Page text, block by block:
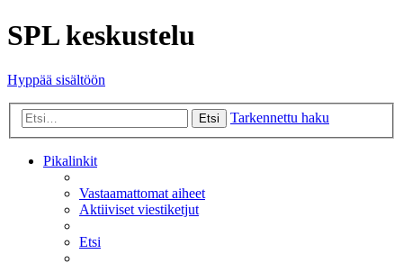
SPL keskustelu
Hyppää sisältöön
Etsi Tarkennettu haku
Pikalinkit
Vastaamattomat aiheet
Aktiiviset viestiketjut
Etsi